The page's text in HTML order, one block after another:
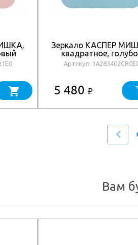
Зеркало КАСПЕР
квадратное,
матовый
Артикул:
5 480 ₽
Вам